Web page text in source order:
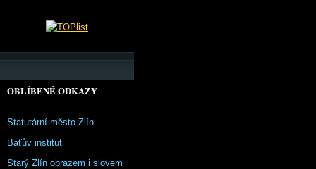
OBLÍBENÉ ODKAZY
Statutární město Zlín
Baťův institut
Starý Zlín obrazem i slovem